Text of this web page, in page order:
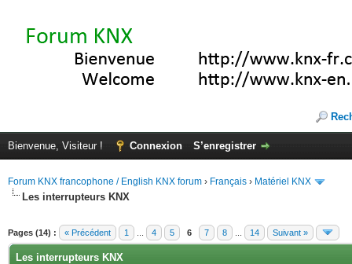
Bienvenue, Visiteur ! Connexion S’enregistrer
Forum KNX francophone / English KNX forum › Français › Matériel KNX
Les interrupteurs KNX
Pages (14) : « Précédent 1 4 5 6 7 8 14 Suivant »
Les interrupteurs KNX